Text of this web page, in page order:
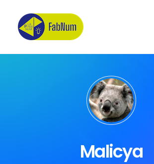
Recherche
Malicya